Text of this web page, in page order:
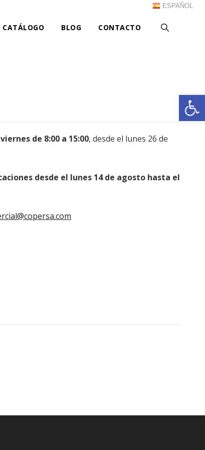
CATÁLOGO BLOG CONTACTO
ESPAÑOL
de 8:00 a 15:00, desde el lunes 26 de
desde el lunes 14 de agosto hasta el